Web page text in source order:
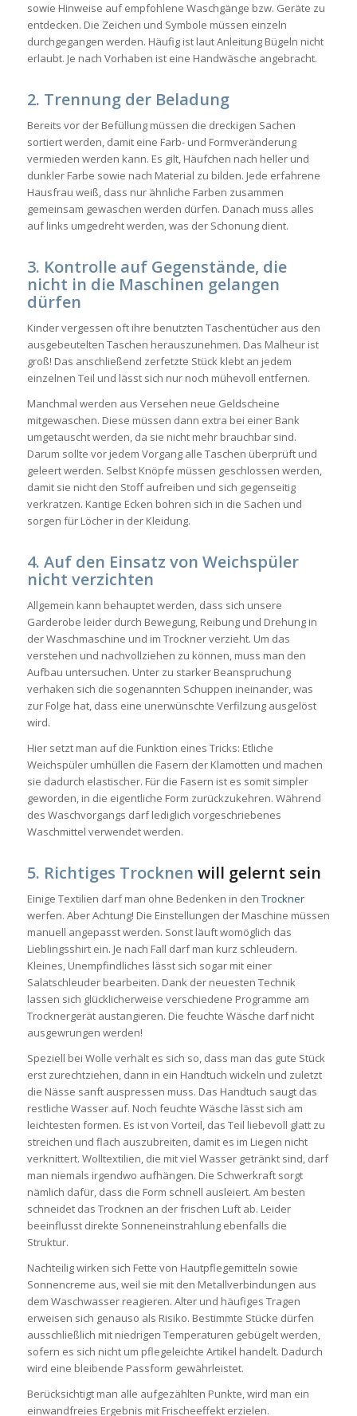
sowie Hinweise auf empfohlene Waschgänge bzw. Geräte zu
entdecken. Die Zeichen und Symbole müssen einzeln
durchgegangen werden. Häufig ist laut Anleitung Bügeln nicht
erlaubt. Je nach Vorhaben ist eine Handwäsche angebracht.
2. Trennung der Beladung
Bereits vor der Befüllung müssen die dreckigen Sachen
sortiert werden, damit eine Farb- und Formveränderung
vermieden werden kann. Es gilt, Häufchen nach heller und
dunkler Farbe sowie nach Material zu bilden. Jede erfahrene
Hausfrau weiß, dass nur ähnliche Farben zusammen
gemeinsam gewaschen werden dürfen. Danach muss alles
auf links umgedreht werden, was der Schonung dient.
3. Kontrolle auf Gegenstände, die
nicht in die Maschinen gelangen
dürfen
Kinder vergessen oft ihre benutzten Taschentücher aus den
ausgebeutelten Taschen herauszunehmen. Das Malheur ist
groß! Das anschließend zerfetzte Stück klebt an jedem
einzelnen Teil und lässt sich nur noch mühevoll entfernen.
Manchmal werden aus Versehen neue Geldscheine
mitgewaschen. Diese müssen dann extra bei einer Bank
umgetauscht werden, da sie nicht mehr brauchbar sind.
Darum sollte vor jedem Vorgang alle Taschen überprüft und
geleert werden. Selbst Knöpfe müssen geschlossen werden,
damit sie nicht den Stoff aufreiben und sich gegenseitig
verkratzen. Kantige Ecken bohren sich in die Sachen und
sorgen für Löcher in der Kleidung.
4. Auf den Einsatz von Weichspüler
nicht verzichten
Allgemein kann behauptet werden, dass sich unsere
Garderobe leider durch Bewegung, Reibung und Drehung in
der Waschmaschine und im Trockner verzieht. Um das
verstehen und nachvollziehen zu können, muss man den
Aufbau untersuchen. Unter zu starker Beanspruchung
verhaken sich die sogenannten Schuppen ineinander, was
zur Folge hat, dass eine unerwünschte Verfilzung ausgelöst
wird.
Hier setzt man auf die Funktion eines Tricks: Etliche
Weichspüler umhüllen die Fasern der Klamotten und machen
sie dadurch elastischer. Für die Fasern ist es somit simpler
geworden, in die eigentliche Form zurückzukehren. Während
des Waschvorgangs darf lediglich vorgeschriebenes
Waschmittel verwendet werden.
5. Richtiges Trocknen will gelernt sein
Einige Textilien darf man ohne Bedenken in den Trockner
werfen. Aber Achtung! Die Einstellungen der Maschine müssen
manuell angepasst werden. Sonst läuft womöglich das
Lieblingsshirt ein. Je nach Fall darf man kurz schleudern.
Kleines, Unempfindliches lässt sich sogar mit einer
Salatschleuder bearbeiten. Dank der neuesten Technik
lassen sich glücklicherweise verschiedene Programme am
Trocknergerät austangieren. Die feuchte Wäsche darf nicht
ausgewrungen werden!
Speziell bei Wolle verhält es sich so, dass man das gute Stück
erst zurechtziehen, dann in ein Handtuch wickeln und zuletzt
die Nässe sanft auspressen muss. Das Handtuch saugt das
restliche Wasser auf. Noch feuchte Wäsche lässt sich am
leichtesten formen. Es ist von Vorteil, das Teil liebevoll glatt zu
streichen und flach auszubreiten, damit es im Liegen nicht
verknittert. Wolltextilien, die mit viel Wasser getränkt sind, darf
man niemals irgendwo aufhängen. Die Schwerkraft sorgt
nämlich dafür, dass die Form schnell ausleiert. Am besten
schneidet das Trocknen an der frischen Luft ab. Leider
beeinflusst direkte Sonneneinstrahlung ebenfalls die
Struktur.
Nachteilig wirken sich Fette von Hautpflegemitteln sowie
Sonnencreme aus, weil sie mit den Metallverbindungen aus
dem Waschwasser reagieren. Alter und häufiges Tragen
erweisen sich genauso als Risiko. Bestimmte Stücke dürfen
ausschließlich mit niedrigen Temperaturen gebügelt werden,
sofern es sich nicht um pflegeleichte Artikel handelt. Dadurch
wird eine bleibende Passform gewährleistet.
Berücksichtigt man alle aufgezählten Punkte, wird man ein
einwandfreies Ergebnis mit Frischeeffekt erzielen.